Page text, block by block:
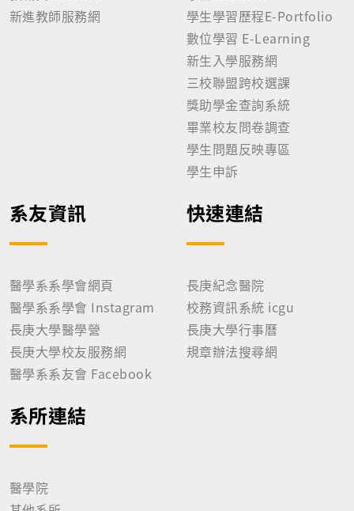
新進教師服務網
學生學習歷程E-Portfolio
數位學習 E-Learning
新生入學服務網
三校聯盟跨校選課
獎助學金查詢系統
畢業校友問卷調查
學生問題反映專區
學生申訴
系友資訊
醫學系系學會網頁
醫學系系學會 Instagram
長庚大學醫學營
長庚大學校友服務網
醫學系系友會 Facebook
快速連結
長庚紀念醫院
校務資訊系統 icgu
長庚大學行事曆
規章辦法搜尋網
系所連結
醫學院